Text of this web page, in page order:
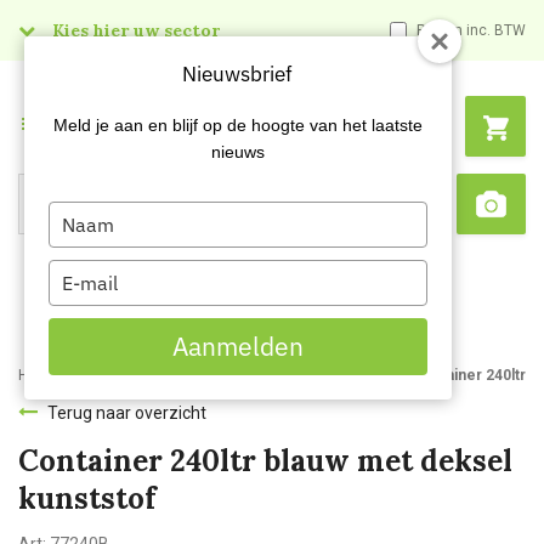
Kies hier uw sector Prijzen inc. BTW
Search
Menu
Home Webshop Afvalbakken en -zakken Afvalbakken Container 240ltr
Terug naar overzicht
Container 240ltr blauw met deksel
kunststof
Nieuwsbrief
Meld je aan en blijf op de hoogte van het laatste
nieuws
Type
your
name
Type
your
email
Aanmelden